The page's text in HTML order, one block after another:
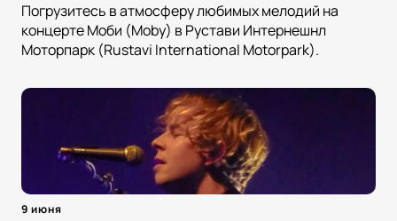
Погрузитесь в атмосферу любимых мелодий на
концерте Моби (Moby) в Рустави Интернешнл
Моторпарк (Rustavi International Motorpark).
9 июня